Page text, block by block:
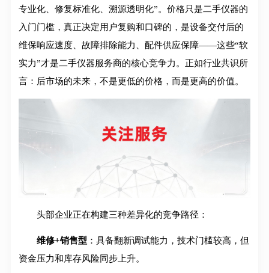
专业化、修复标准化、溯源透明化”。价格只是二手仪器的
入门门槛，真正决定用户复购和口碑的，是设备交付后的
维保响应速度、故障排除能力、配件供应保障——这些“软
实力”才是二手仪器服务商的核心竞争力。正如行业共识所
言：后市场的未来，不是更低的价格，而是更高的价值。
头部企业正在构建三种差异化的竞争路径：
维修+销售型 ：具备翻新调试能力，技术门槛较高，但
资金压力和库存风险同步上升。